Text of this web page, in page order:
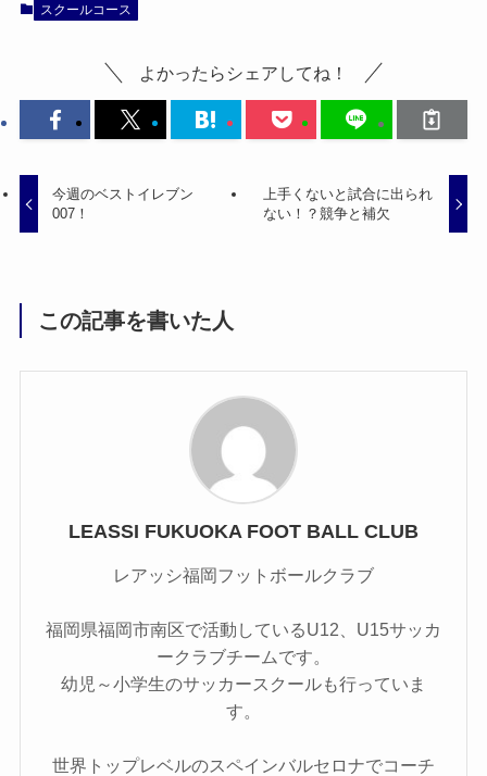
スクールコース
よかったらシェアしてね！
今週のベストイレブン
007！
上手くないと試合に出られ
ない！？競争と補欠
この記事を書いた人
LEASSI FUKUOKA FOOT BALL CLUB
レアッシ福岡フットボールクラブ
福岡県福岡市南区で活動しているU12、U15サッカ
ークラブチームです。
幼児～小学生のサッカースクールも行っていま
す。
世界トップレベルのスペインバルセロナでコーチ